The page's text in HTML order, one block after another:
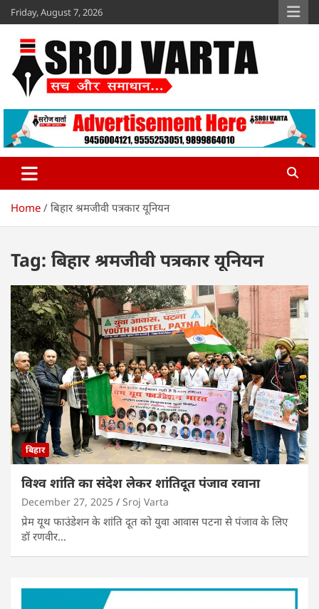
Skip
to
content
Friday, August 7, 2026
Sroj Varta
www.srojvarta.in
Home बिहार श्रमजीवी पत्रकार यूनियन
Tag: बिहार श्रमजीवी पत्रकार यूनियन
बिहार
विश्व शांति का संदेश लेकर शांतिदूत पंजाव रवाना
December 27, 2025 Sroj Varta
प्रेम यूथ फाउंडेशन के शांति दूत को युवा आवास पटना से पंजाव के लिए
डॉ रणवीर…